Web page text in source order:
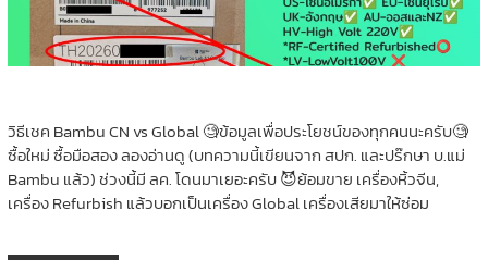
วิธีเชค Bambu CN vs Global 🧐ข้อมูลเพื่อประโยชน์ของทุกคนนะครับ🧐
ซื้อใหม่ ซื้อมือสอง ลองอ่านดู (บทความนี้เขียนจาก สปก. และปร๊กษา บ.แม่
Bambu แล้ว) ช่วงนี้มี ลค. โดนมาเยอะครับ 😈ย้อมขาย เครื่องหิ้วจีน,
เครื่อง Refurbish แล้วบอกเป็นเครื่อง Global เครื่องเสียมาให้ซ่อม